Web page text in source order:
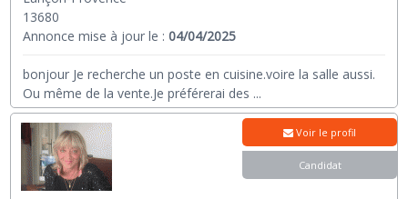
13680
Annonce mise à jour le :04/04/2025
bonjour Je recherche un poste en cuisine.voire la salle aussi.
Ou même de la vente.Je préférerai des ...
Voir le profil
Candidat